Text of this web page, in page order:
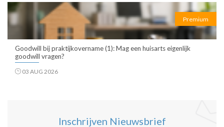
Premium
Goodwill bij praktijkovername (1): Mag een huisarts eigenlijk
goodwill vragen?
03 AUG 2026
Inschrijven Nieuwsbrief